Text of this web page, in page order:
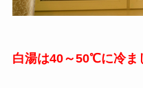
白湯は40～50℃に冷ま